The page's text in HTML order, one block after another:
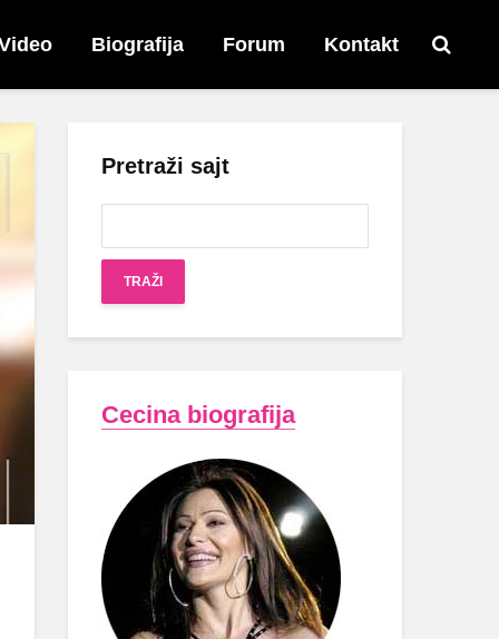
Biografija Forum Kontakt
Pretraži sajt
Cecina biografija